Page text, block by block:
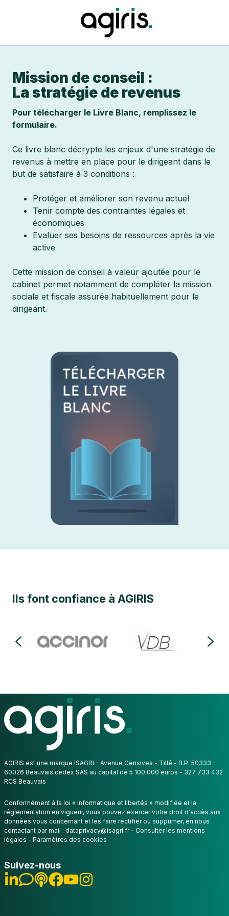
Mission de conseil :
La stratégie de revenus
Pour télécharger le Livre Blanc, remplissez le
formulaire.
Ce livre blanc décrypte les enjeux d'une stratégie de
revenus à mettre en place pour le dirigeant dans le
but de satisfaire à 3 conditions :
Protéger et améliorer son revenu actuel
Tenir compte des contraintes légales et
économiques
Evaluer ses besoins de ressources après la vie
active
Cette mission de conseil à valeur ajoutée pour le
cabinet permet notamment de compléter la mission
sociale et fiscale assurée habituellement pour le
dirigeant.
Ils font confiance à AGIRIS
AGIRIS est une marque ISAGRI - Avenue Censives - Tillé - B.P. 50333 -
60026 Beauvais cedex SAS au capital de 5 100 000 euros - 327 733 432
RCS Beauvais
Conformément à la loi « informatique et libertés » modifiée et la
réglementation en vigueur, vous pouvez exercer votre droit d'accès aux
données vous concernant et les faire rectifier ou supprimer, en nous
contactant par mail : dataprivacy@isagri.fr- Consulter les mentions
légales - Paramètres des cookies
Suivez-nous